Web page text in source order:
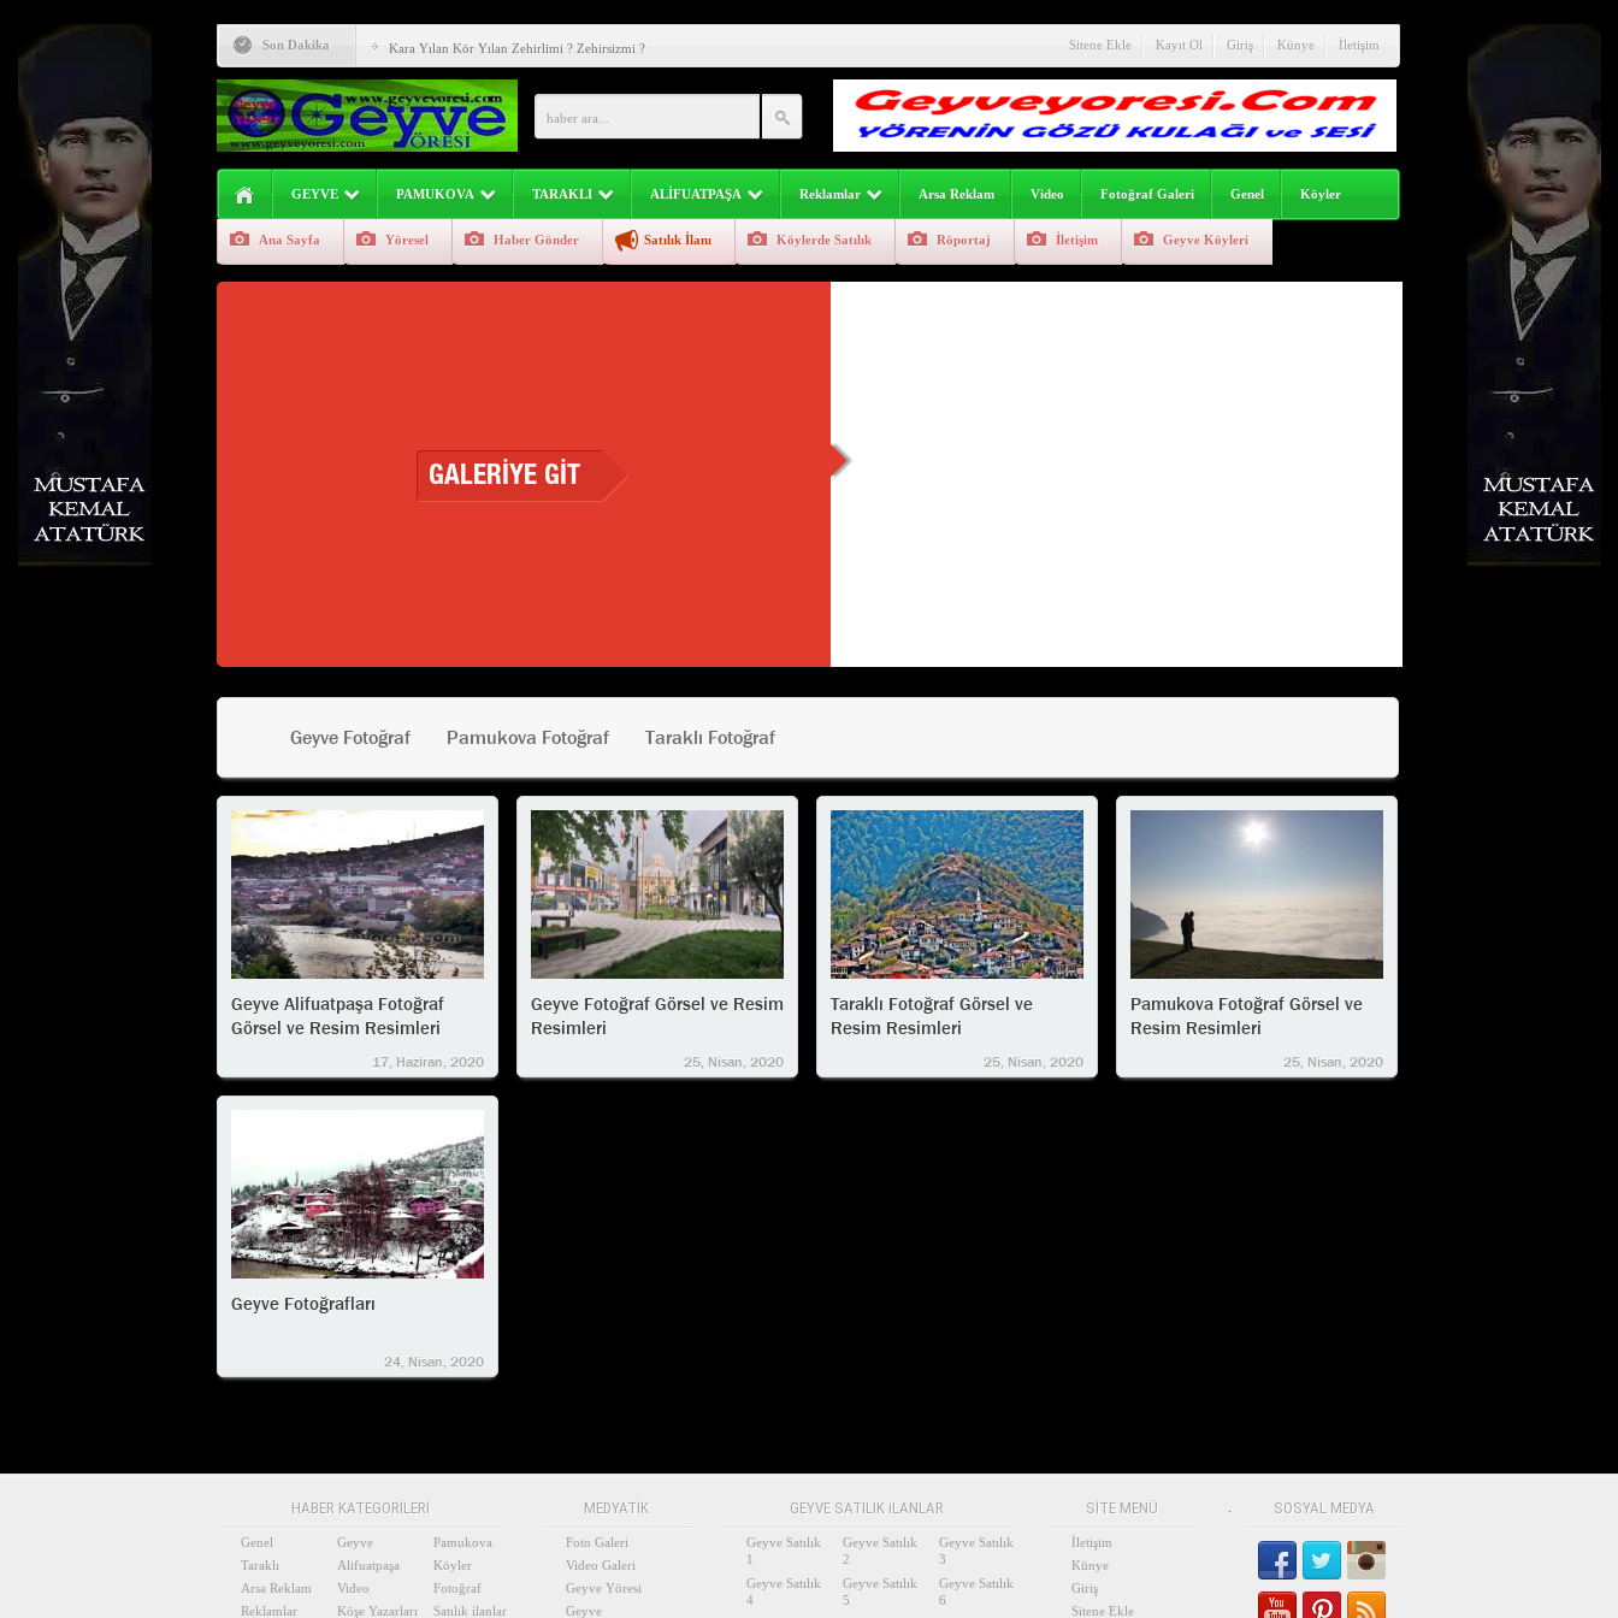
Son Dakika Kara Yılan Kör Yılan Zehirlimi ? Zehirsizmi ?
Sakarya Nehri Geyve Alifuatpaşa Geyve Yöresi Görsel Fotoğraf Manzara Görüntü
Evliya Çelebi Seyahatnamesi Geyve Bölümü 741-742 Sayfa
Geyve İlçesinde Aşure Etkinliği Devam Ediyor
Geyve İlçesinin Genç Girişimcileri Ticari Eğitim
Geyve Yöresi Manav Şivesinden Açıklamalı Örnekler
Sitene Ekle Kayıt Ol Giriş Künye İletişim
GEYVE PAMUKOVA TARAKLI ALİFUATPAŞA Reklamlar Arsa Reklam Video Fotoğraf Galeri Genel Köyler
Ana Sayfa Yöresel Haber Gönder Satılık İlanı Köylerde Satılık Röportaj İletişim Geyve Köyleri
GALERİYE GİT
Geyve Fotoğraf Pamukova Fotoğraf Taraklı Fotoğraf
Geyve Alifuatpaşa Fotoğraf
Görsel ve Resim Resimleri
17, Haziran, 2020
Geyve Fotoğraf Görsel ve Resim
Resimleri
25, Nisan, 2020
Taraklı Fotoğraf Görsel ve
Resim Resimleri
25, Nisan, 2020
Pamukova Fotoğraf Görsel ve
Resim Resimleri
25, Nisan, 2020
Geyve Fotoğrafları
24, Nisan, 2020
.
HABER KATEGORİLERİ
Genel Geyve
Pamukova
Taraklı
Alifuatpaşa
Köyler
Arsa Reklam
Video
Fotoğraf
Reklamlar
Köşe Yazarları Satılık ilanlar
MEDYATİK
Foto Galeri
Video Galeri
Geyve Yöresi
Geyve
GEYVE SATILIK iLANLAR
Geyve Satılık
1
Geyve Satılık
2
Geyve Satılık
3
Geyve Satılık
4
Geyve Satılık
5
Geyve Satılık
6
SİTE MENÜ
İletişim
Künye
Giriş
Sitene Ekle
SOSYAL MEDYA